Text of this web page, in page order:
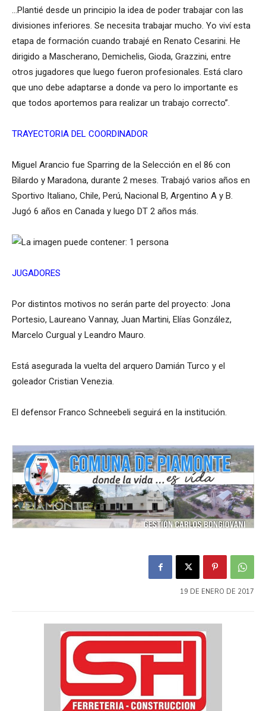
…Plantié desde un principio la idea de poder trabajar con las
divisiones inferiores. Se necesita trabajar mucho. Yo viví esta
etapa de formación cuando trabajé en Renato Cesarini. He
dirigido a Mascherano, Demichelis, Gioda, Grazzini, entre
otros jugadores que luego fueron profesionales. Está claro
que uno debe adaptarse a donde va pero lo importante es
que todos aportemos para realizar un trabajo correcto”.
TRAYECTORIA DEL COORDINADOR
Miguel Arancio fue Sparring de la Selección en el 86 con
Bilardo y Maradona, durante 2 meses. Trabajó varios años en
Sportivo Italiano, Chile, Perú, Nacional B, Argentino A y B.
Jugó 6 años en Canada y luego DT 2 años más.
JUGADORES
Por distintos motivos no serán parte del proyecto: Jona
Portesio, Laureano Vannay, Juan Martini, Elías González,
Marcelo Curgual y Leandro Mauro.
Está asegurada la vuelta del arquero Damián Turco y el
goleador Cristian Venezia.
El defensor Franco Schneebeli seguirá en la institución.
19 DE ENERO DE 2017